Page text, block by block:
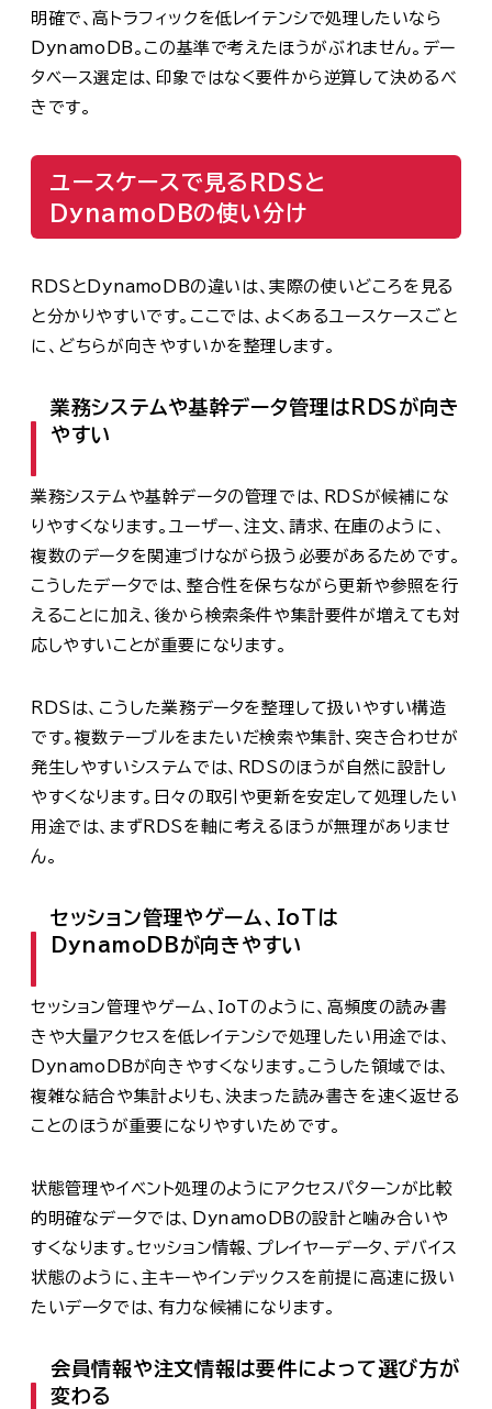
明確で、高トラフィックを低レイテンシで処理したいなら
DynamoDB。この基準で考えたほうがぶれません。デー
タベース選定は、印象ではなく要件から逆算して決めるべ
きです。
ユースケースで見るRDSと
DynamoDBの使い分け
RDSとDynamoDBの違いは、実際の使いどころを見る
と分かりやすいです。ここでは、よくあるユースケースごと
に、どちらが向きやすいかを整理します。
業務システムや基幹データ管理はRDSが向き
やすい
業務システムや基幹データの管理では、RDSが候補にな
りやすくなります。ユーザー、注文、請求、在庫のように、
複数のデータを関連づけながら扱う必要があるためです。
こうしたデータでは、整合性を保ちながら更新や参照を行
えることに加え、後から検索条件や集計要件が増えても対
応しやすいことが重要になります。
RDSは、こうした業務データを整理して扱いやすい構造
です。複数テーブルをまたいだ検索や集計、突き合わせが
発生しやすいシステムでは、RDSのほうが自然に設計し
やすくなります。日々の取引や更新を安定して処理したい
用途では、まずRDSを軸に考えるほうが無理がありませ
ん。
セッション管理やゲーム、IoTは
DynamoDBが向きやすい
セッション管理やゲーム、IoTのように、高頻度の読み書
きや大量アクセスを低レイテンシで処理したい用途では、
DynamoDBが向きやすくなります。こうした領域では、
複雑な結合や集計よりも、決まった読み書きを速く返せる
ことのほうが重要になりやすいためです。
状態管理やイベント処理のようにアクセスパターンが比較
的明確なデータでは、DynamoDBの設計と噛み合いや
すくなります。セッション情報、プレイヤーデータ、デバイス
状態のように、主キーやインデックスを前提に高速に扱い
たいデータでは、有力な候補になります。
会員情報や注文情報は要件によって選び方が
変わる